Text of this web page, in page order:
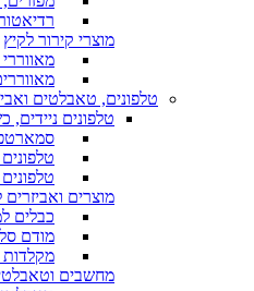
מוצרי קירור לקיץ
טלפונים, טאבלטים
טלפונים ניידים,
מוצרים
כבלים
מודם
מחשבים